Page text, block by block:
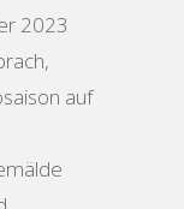
2023
auf